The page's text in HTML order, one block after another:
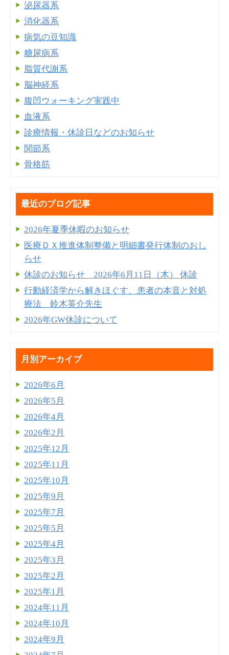
泌尿器系
消化器系
病気の豆知識
糖尿病系
脂質代謝系
脳神経系
腹凹ウォーキング実践中
血液系
診療情報・休診日などのお知らせ
関節系
骨格筋
最近のブログ記事
2026年夏季休暇のお知らせ
医療ＤＸ推進体制整備と明細書発⾏体制のおし
らせ
休診のお知らせ 2026年6月11日（木） 休診
行動経済学から解きほぐす、患者の本音と対処
療法 鈴木英介先生
2026年GW休診について
月別アーカイブ
2026年6月
2026年5月
2026年4月
2026年2月
2025年12月
2025年11月
2025年10月
2025年9月
2025年7月
2025年5月
2025年4月
2025年3月
2025年2月
2025年1月
2024年11月
2024年10月
2024年9月